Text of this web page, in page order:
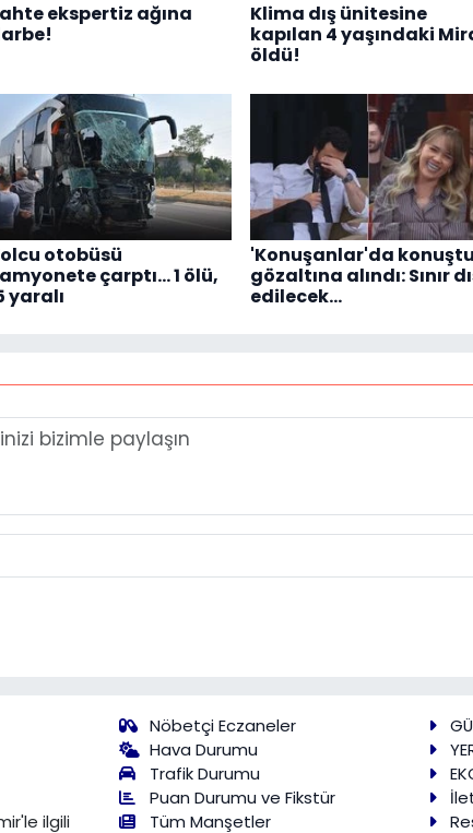
ekspertiz ağına
Klima dış ünitesine
kapılan 4 yaşındaki
öldü!
otobüsü
çarptı... 1 ölü,
yaralı
'Konuşanlar'da
gözaltına alındı: Sınır
edilecek…
ilgili
Nöbetçi Eczaneler
Hava Durumu
Trafik Durumu
Puan Durumu ve Fikstür
Tüm Manşetler